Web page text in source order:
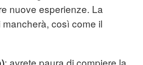
nuove esperienze. La
così come il